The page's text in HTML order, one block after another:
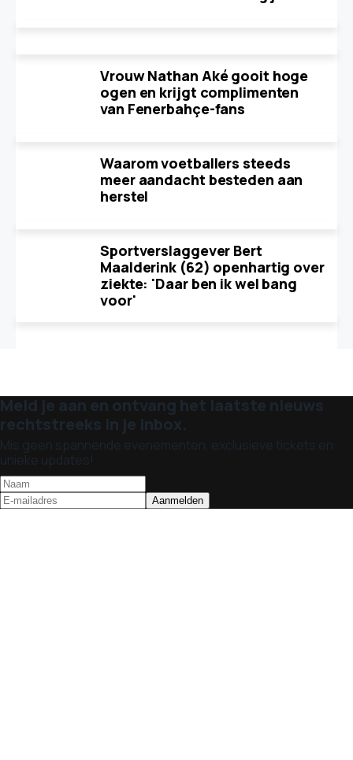
Vrouw Nathan Aké gooit hoge
ogen en krijgt complimenten
van Fenerbahçe-fans
Waarom voetballers steeds
meer aandacht besteden aan
herstel
Sportverslaggever Bert
Maalderink (62) openhartig over
ziekte: 'Daar ben ik wel bang
voor'
Meld je aan en ontvang het laatste nieuws
rechtstreeks in je inbox.
Mis geen spannende evenementen, exclusieve tickets en
unieke updates!